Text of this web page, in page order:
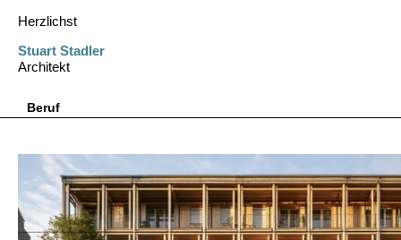
Herzlichst
Stuart Stadler
Architekt
Beruf